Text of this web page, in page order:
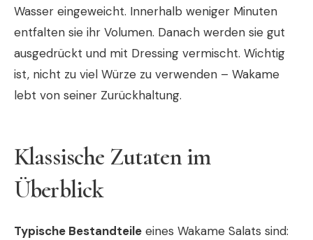
Wasser eingeweicht. Innerhalb weniger Minuten
entfalten sie ihr Volumen. Danach werden sie gut
ausgedrückt und mit Dressing vermischt. Wichtig
ist, nicht zu viel Würze zu verwenden – Wakame
lebt von seiner Zurückhaltung.
Klassische Zutaten im
Überblick
Typische Bestandteile eines Wakame Salats sind: